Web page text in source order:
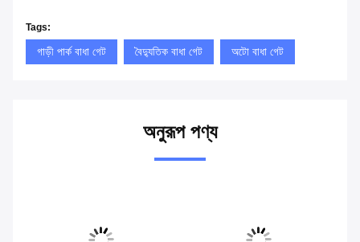
Tags:
গাড়ী পার্ক বাধা গেট বৈদ্যুতিক বাধা গেট অটো বাধা গেট
অনুরূপ পণ্য